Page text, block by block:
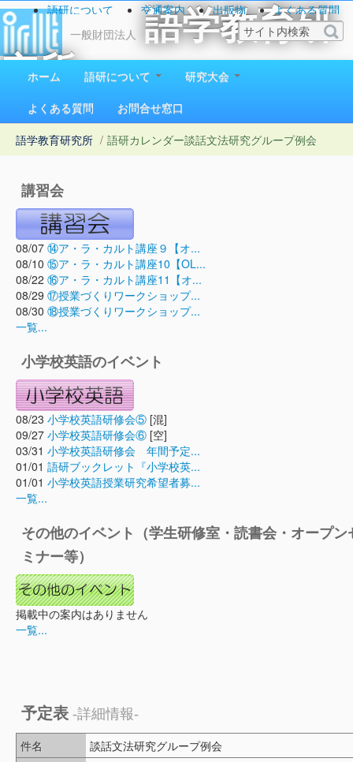
一般財団法人
語学教育研
究所
1923（大正12）年創立
語研について 交通案内 出版物
よくある質問
お問い合わせ
ホーム 語研について
研究大会
よくある質問
お問合せ窓口
語学教育研究所 / 語研カレンダー談話文法研究グループ例会
講習会
08/07 ⑭ア・ラ・カルト講座９【オ...
08/10 ⑮ア・ラ・カルト講座10【OL...
08/22 ⑯ア・ラ・カルト講座11【オ...
08/29 ⑰授業づくりワークショップ...
08/30 ⑱授業づくりワークショップ...
一覧...
小学校英語のイベント
08/23 小学校英語研修会⑤ [混]
09/27 小学校英語研修会⑥ [空]
03/31 小学校英語研修会 年間予定...
01/01 語研ブックレット『小学校英...
01/01 小学校英語授業研究希望者募...
一覧...
その他のイベント（学生研修室・読書会・オープン
ミナー等）
掲載中の案内はありません
一覧...
予定表 -詳細情報-
件名
談話文法研究グループ例会